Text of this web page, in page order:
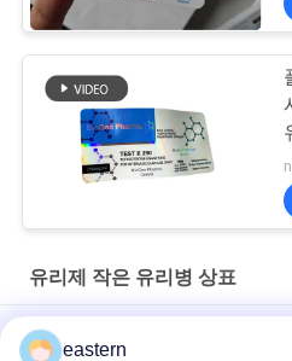
유리제 작은 유리병 상표
Somatropin HG 176-191 2mlx10
eastern